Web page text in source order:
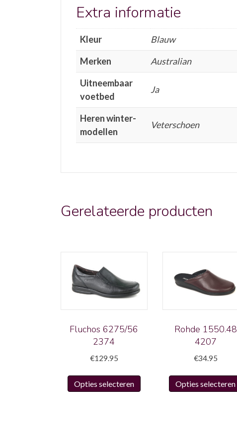
Extra informatie
Kleur
Blauw
Merken
Australian
Uitneembaar
voetbed
Ja
Heren winter-
modellen
Veterschoen
Gerelateerde producten
Fluchos 6275/56
2374
€129.95
Opties selecteren
Dit
Rohde 1550.48
4207
€34.95
Opties selecteren